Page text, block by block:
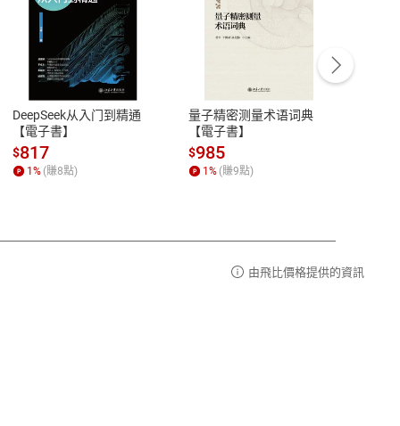
性
參
客服資訊
服務時間：週一到週五 10:00-12:00、
13:00-17:00 (國定假日及例假日休息)
客服電話：0080-1857077
DeepSeek从入门到精通
【電子書】
$817
1% (賺8點)
量子精密测量术语词典
【電子書】
$985
1% (賺9點)
由飛比價格提供的資訊